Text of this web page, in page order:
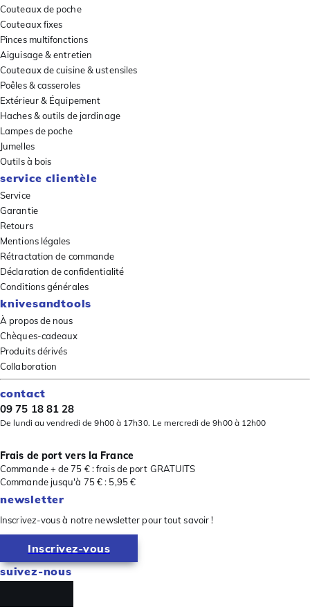
Couteaux de poche
Couteaux fixes
Pinces multifonctions
Aiguisage & entretien
Couteaux de cuisine & ustensiles
Poêles & casseroles
Extérieur & Équipement
Haches & outils de jardinage
Lampes de poche
Jumelles
Outils à bois
service clientèle
Service
Garantie
Retours
Mentions légales
Rétractation de commande
Déclaration de confidentialité
Conditions générales
knivesandtools
À propos de nous
Chèques-cadeaux
Produits dérivés
Collaboration
contact
09 75 18 81 28
De lundi au vendredi de 9h00 à 17h30. Le mercredi de 9h00 à 12h00
Frais de port vers la France
Commande + de 75 € : frais de port GRATUITS
Commande jusqu'à 75 € : 5,95 €
newsletter
Inscrivez-vous à notre newsletter pour tout savoir !
Inscrivez-vous
suivez-nous